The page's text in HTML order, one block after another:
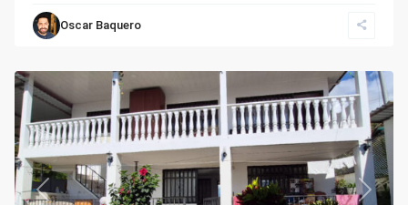
Oscar Baquero
Silvania
Rural
Previous Next